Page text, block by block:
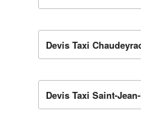
Devis Taxi
Devis Taxi Saint-